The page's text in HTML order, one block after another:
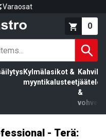
Varaosat
0
Kylmälasikot &
myyntikalusteet
Kahvila,
jäätelö
&
vohvelit
- Terä: